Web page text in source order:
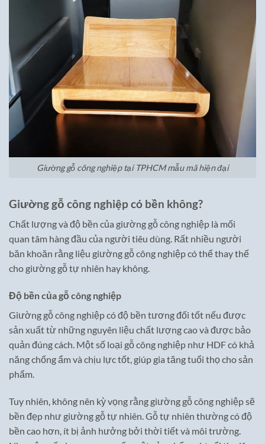
Giường gỗ công nghiệp tại TPHCM mẫu mã hiện đại
Giường gỗ công nghiệp có bền không?
Chất lượng và độ bền của giường gỗ công nghiệp là mối
quan tâm hàng đầu của người tiêu dùng. Rất nhiều người
băn khoăn rằng liệu giường gỗ công nghiệp có thể thay thế
cho giường gỗ tự nhiên hay không.
Độ bền của gỗ công nghiệp
Giường gỗ công nghiệp có độ bền tương đối tốt nếu được
sản xuất từ những nguyên liệu chất lượng cao và được bảo
quản đúng cách. Một số loại gỗ công nghiệp như HDF có khả
năng chống ẩm và chịu lực tốt, giúp gia tăng tuổi thọ cho sản
phẩm.
Tuy nhiên, không nên kỳ vọng rằng giường gỗ công nghiệp sẽ
bền đẹp như giường gỗ tự nhiên. Gỗ tự nhiên thường có độ
bền cao hơn, ít bị ảnh hưởng bởi thời tiết và môi trường.